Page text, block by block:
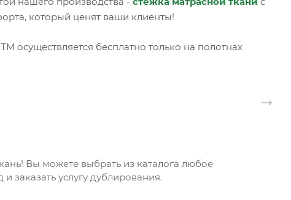
который ценят ваши клиенты!
осуществляется бесплатно только на полотнах
Вы можете выбрать из каталога любое
заказать услугу дублирования.